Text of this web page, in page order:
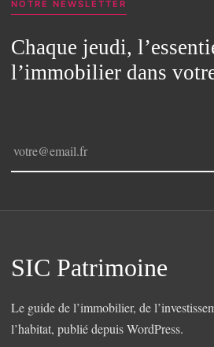
NOTRE NEWSLETTER
Chaque jeudi,
l’immobilier dans
SIC Patrimoine
Le guide de l’immobilier, de
l’habitat, publié depuis WordPress.